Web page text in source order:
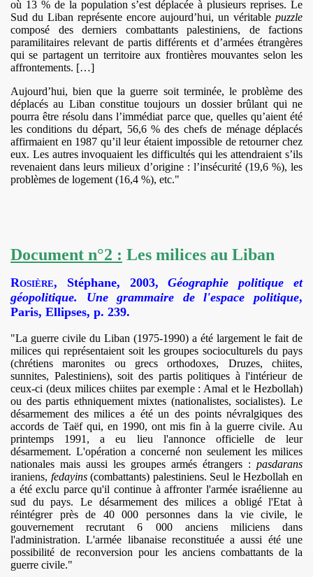
où 13 % de la population s’est déplacée à plusieurs reprises. Le
Sud du Liban représente encore aujourd’hui, un véritable puzzle
composé des derniers combattants palestiniens, de factions
paramilitaires relevant de partis différents et d’armées étrangères
qui se partagent un territoire aux frontières mouvantes selon les
affrontements. […]
Aujourd’hui, bien que la guerre soit terminée, le problème des
déplacés au Liban constitue toujours un dossier brûlant qui ne
pourra être résolu dans l’immédiat parce que, quelles qu’aient été
les conditions du départ, 56,6 % des chefs de ménage déplacés
affirmaient en 1987 qu’il leur étaient impossible de retourner chez
eux. Les autres invoquaient les difficultés qui les attendraient s’ils
revenaient dans leurs milieux d’origine : l’insécurité (19,6 %), les
problèmes de logement (16,4 %), etc."
Document n°2 : Les milices au Liban
Rosière, Stéphane, 2003,Géographie politique et
géopolitique. Une grammaire de l'espace politique,
Paris, Ellipses, p. 239.
"La guerre civile du Liban (1975-1990) a été largement le fait de
milices qui représentaient soit les groupes socioculturels du pays
(chrétiens maronites ou grecs orthodoxes, Druzes, chiites,
sunnites, Palestiniens), soit des partis politiques à l'intérieur de
ceux-ci (deux milices chiites par exemple : Amal et le Hezbollah)
ou des partis ethniquement mixtes (nationalistes, socialistes). Le
désarmement des milices a été un des points névralgiques des
accords de Taëf qui, en 1990, ont mis fin à la guerre civile. Au
printemps 1991, a eu lieu l'annonce officielle de leur
désarmement. L'opération a concerné non seulement les milices
nationales mais aussi les groupes armés étrangers : pasdarans
iraniens, fedayins(combattants) palestiniens. Seul le Hezbollah en
a été exclu parce qu'il continue à affronter l'armée israélienne au
sud du pays. Le désarmement des milices a obligé l'Etat à
réintégrer près de 40 000 personnes dans la vie civile, le
gouvernement recrutant 6 000 anciens miliciens dans
l'administration. L'armée libanaise reconstituée a aussi été une
possibilité de reconversion pour les anciens combattants de la
guerre civile."